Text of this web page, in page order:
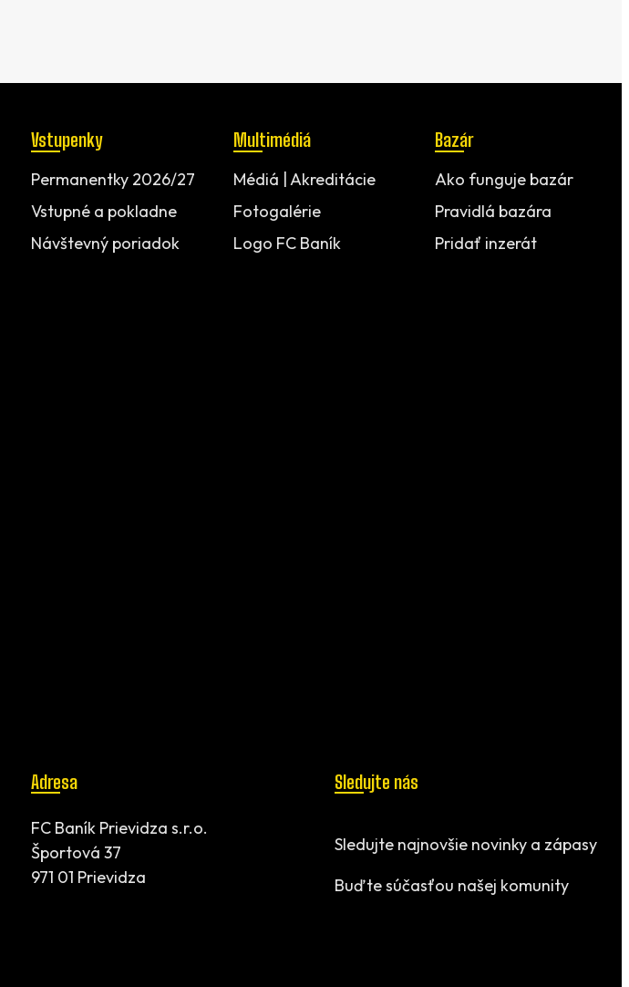
Vstupenky
Permanentky 2026/27
Vstupné a pokladne
Návštevný poriadok
Multimédiá
Médiá | Akreditácie
Fotogalérie
Logo FC Baník
Bazár
Ako funguje bazár
Pravidlá bazára
Pridať inzerát
Adresa
FC Baník Prievidza s.r.o.
Športová 37
971 01 Prievidza
Sledujte nás
Sledujte najnovšie novinky a zápasy
Buďte súčasťou našej komunity